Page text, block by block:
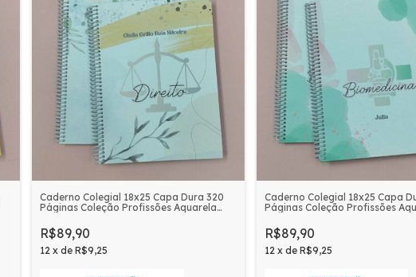
Caderno Colegial 18x25 Capa Dura 320
Páginas Coleção Profissões Aquarela
R$89,90
12 xdeR$9,25
Caderno Colegial 18x25 Capa
Páginas Coleção Profissões
R$89,90
12 x de R$9,25